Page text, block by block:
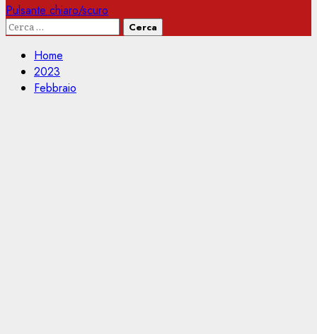
Pulsante chiaro/scuro
Ricerca
Home
2023
Febbraio